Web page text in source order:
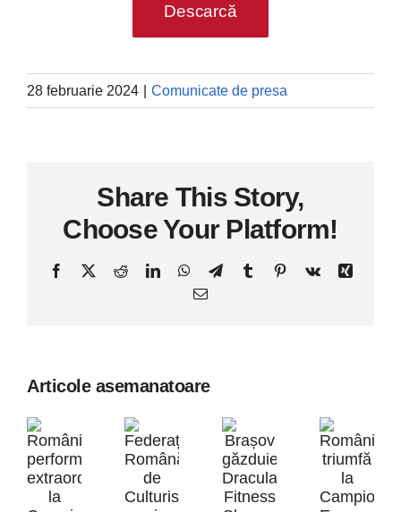
Descarcă
28 februarie 2024 Comunicate de presa
Share This Story,
Choose Your Platform!
Facebook
X RedditLinkedInWhatsApp
TelegramTumblrPinterest
Vk
Xing
E-
Articole asemanatoare